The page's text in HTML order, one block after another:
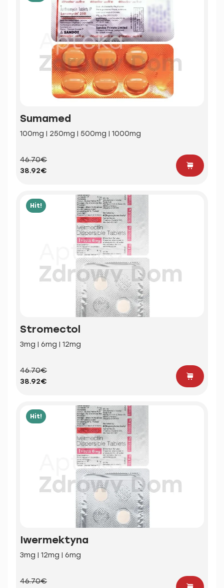
Sumamed
100mg | 250mg | 500mg | 1000mg
46.70€
38.92€
Hit!
Stromectol
3mg | 6mg | 12mg
46.70€
38.92€
Hit!
Iwermektyna
3mg | 12mg | 6mg
46.70€